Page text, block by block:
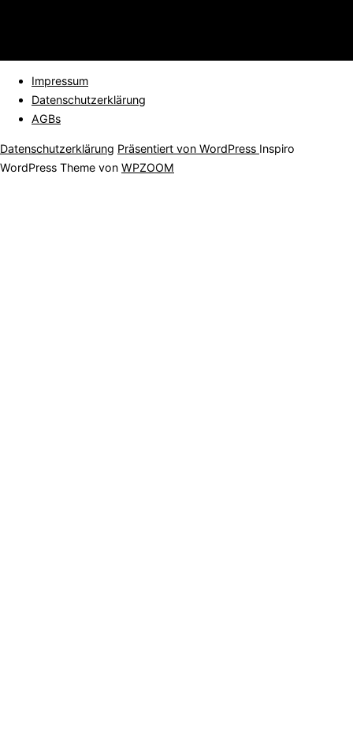
Impressum
Datenschutzerklärung
AGBs
Datenschutzerklärung Präsentiert von WordPress Inspiro
WordPress Theme von WPZOOM